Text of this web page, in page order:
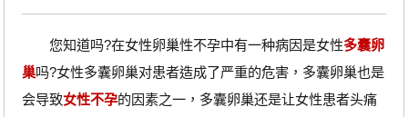
您知道吗?在女性卵巢性不孕中有一种病因是女性多囊卵
巢吗?女性多囊卵巢对患者造成了严重的危害，多囊卵巢也是
会导致女性不孕的因素之一，多囊卵巢还是让女性患者头痛